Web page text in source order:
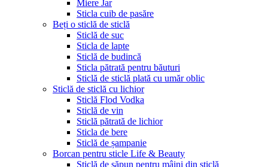
Miere Jar
Sticla cuib de pasăre
Beți o sticlă de sticlă
Sticlă de suc
Sticla de lapte
Sticlă de budincă
Sticla pătrată pentru băuturi
Sticlă de sticlă plată cu umăr oblic
Sticlă de sticlă cu lichior
Sticlă Flod Vodka
Sticlă de vin
Sticlă pătrată de lichior
Sticla de bere
Sticlă de șampanie
Borcan pentru sticle Life & Beauty
Sticlă de săpun pentru mâini din sticlă